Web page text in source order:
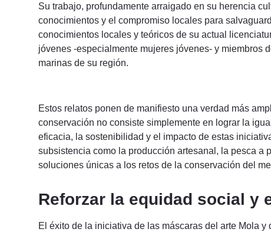
Su trabajo, profundamente arraigado en su herencia
conocimientos y el compromiso locales para
conocimientos locales y teóricos de su actual
jóvenes -especialmente mujeres jóvenes- y miembros
marinas de su región.
Estos relatos ponen de manifiesto una verdad más
conservación no consiste simplemente en lograr la
eficacia, la sostenibilidad y el impacto de estas
subsistencia como la producción artesanal, la pesca a
soluciones únicas a los retos de la conservación del
Reforzar la equidad social y
El éxito de la iniciativa de las máscaras del arte Mola